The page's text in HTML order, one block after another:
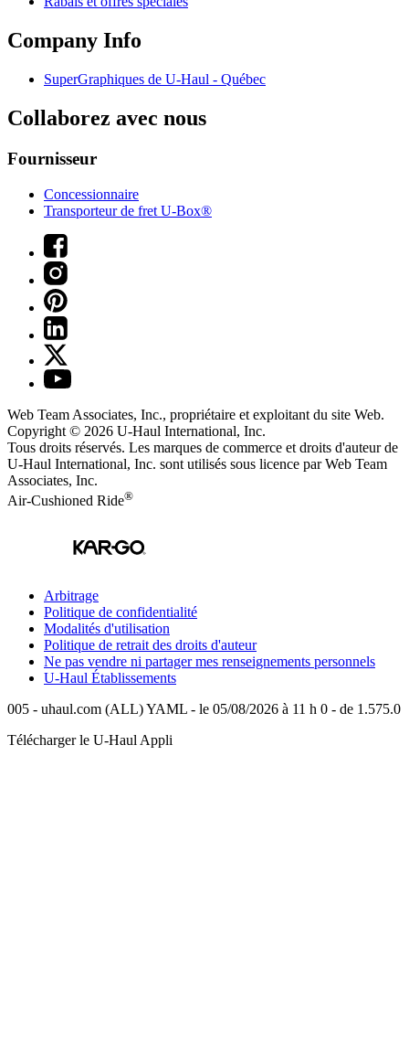
Company Info
SuperGraphiques de U-Haul - Québec
Collaborez avec nous
Fournisseur
Concessionnaire
Transporteur de fret U-Box®
Web Team Associates, Inc., propriétaire et exploitant du site Web.
Copyright © 2026 U-Haul International, Inc.
Tous droits réservés. Les marques de commerce et droits d'auteur de
U-Haul International, Inc. sont utilisés sous licence par Web Team
Associates, Inc.
Air-Cushioned Ride®
Arbitrage
Politique de confidentialité
Modalités d'utilisation
Politique de retrait des droits d'auteur
Ne pas vendre ni partager mes renseignements personnels
U-Haul Établissements
005 - uhaul.com (ALL) YAML - le 05/08/2026 à 11 h 0 - de 1.575.0
Télécharger le U-Haul Appli